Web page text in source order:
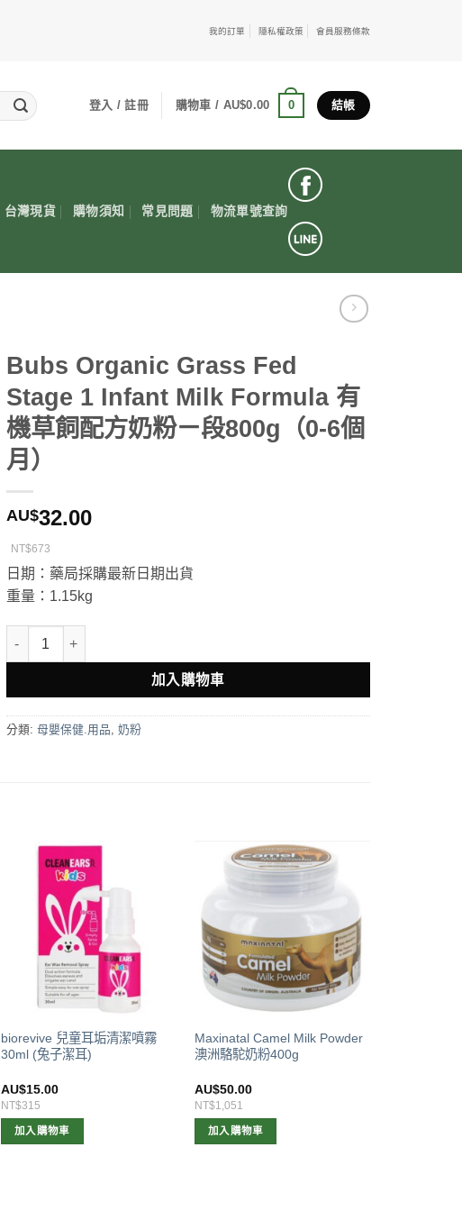
我的訂單 隱私權政策 會員服務條款
登入 / 註冊 購物車 / AU$0.00 0 結帳
台灣現貨 購物須知 常見問題 物流單號查詢
Bubs Organic Grass Fed
Stage 1 Infant Milk Formula 有
機草飼配方奶粉ㄧ段800g（0-6個
月）
AU$32.00
NT$673
日期：藥局採購最新日期出貨
重量：1.15kg
Bubs Organic Grass Fed Stage 1 Infant Milk Formula 有機草飼配方奶粉ㄧ段
加入購物車
分類: 母嬰保健.用品, 奶粉
biorevive 兒童耳垢清潔噴霧
30ml (兔子潔耳)
AU$15.00
NT$315
加入購物車
Maxinatal Camel Milk Powder
澳洲駱駝奶粉400g
AU$50.00
NT$1,051
加入購物車